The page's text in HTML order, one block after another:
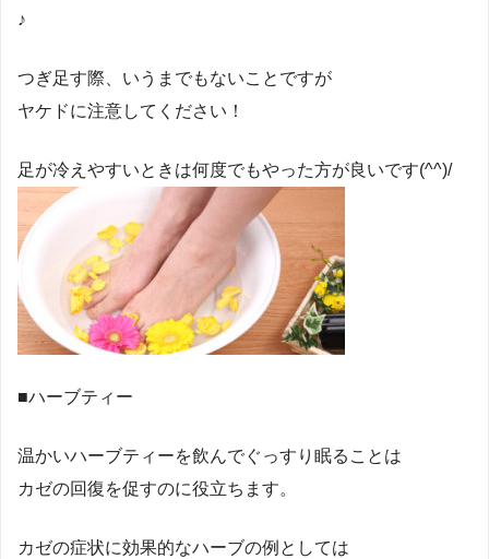
♪
つぎ足す際、いうまでもないことですが
ヤケドに注意してください！
足が冷えやすいときは何度でもやった方が良いです(^^)/
■ハーブティー
温かいハーブティーを飲んでぐっすり眠ることは
カゼの回復を促すのに役立ちます。
カゼの症状に効果的なハーブの例としては